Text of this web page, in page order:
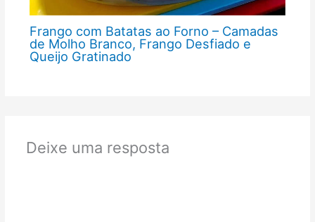
Frango com Batatas ao Forno – Camadas
de Molho Branco, Frango Desfiado e
Queijo Gratinado
Deixe uma resposta